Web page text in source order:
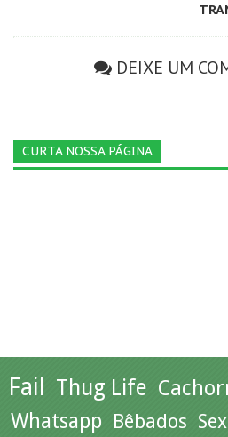
DEIXE UM
CURTA NOSSA PÁGINA
Fail Thug Life
Whatsapp Bêbados